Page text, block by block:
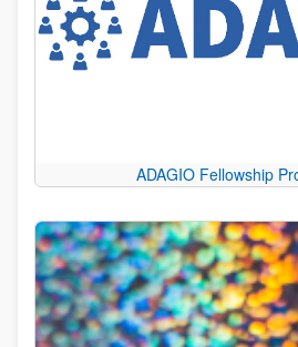
ADAGIO Fellowship